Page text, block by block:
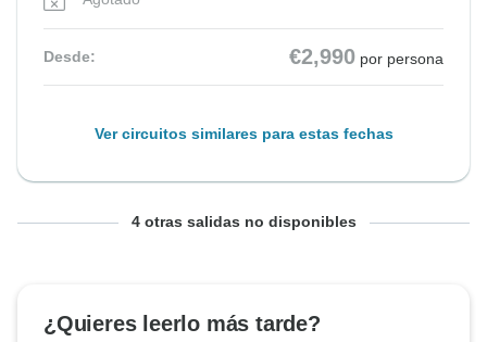
Desde: €2,990 por persona
Ver circuitos similares para estas fechas
Desde Domingo Hasta Domingo
Desde Domingo Hasta Domingo
Desde Domingo Hasta Domingo
Desde Domingo Hasta Domingo
4 otras salidas no disponibles
¿Quieres leerlo más tarde?